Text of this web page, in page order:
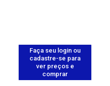
Faça seu login ou
cadastre-se para
ver preços e
comprar